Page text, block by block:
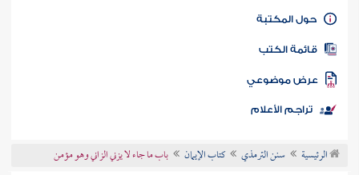
كتاب الأمة
المكتبة
الكتب
موضوعي
تراجم الأعلام
الرئيسية سنن الترمذي كتاب الإيمان باب ما جاء لا يزني الزاني وهو مؤمن